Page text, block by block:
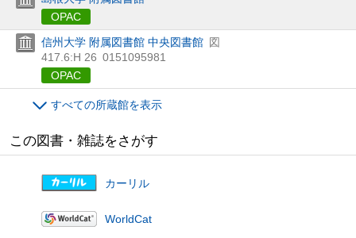
OPAC
信州大学 附属図書館 中央図書館 図
417.6:H 26 0151095981
OPAC
すべての所蔵館を表示
この図書・雑誌をさがす
カーリル
WorldCat